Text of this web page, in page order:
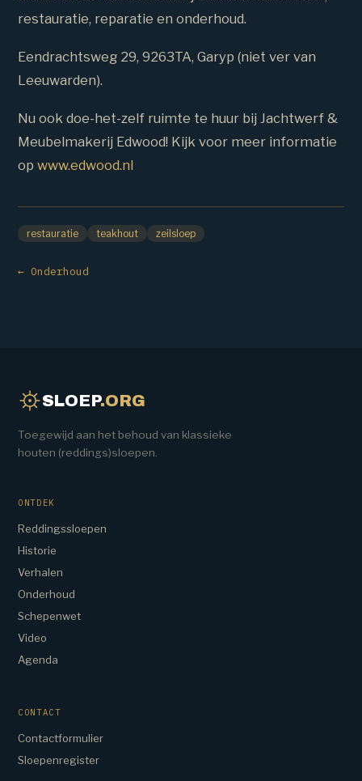
restauratie, reparatie en onderhoud.
Eendrachtsweg 29, 9263TA, Garyp (niet ver van
Leeuwarden).
Nu ook doe-het-zelf ruimte te huur bij Jachtwerf &
Meubelmakerij Edwood! Kijk voor meer informatie
op www.edwood.nl
restauratie teakhout zeilsloep
← Onderhoud
SLOEP.ORG
Toegewijd aan het behoud van klassieke
houten (reddings)sloepen.
ONTDEK
Reddingssloepen
Historie
Verhalen
Onderhoud
Schepenwet
Video
Agenda
CONTACT
Contactformulier
Sloepenregister